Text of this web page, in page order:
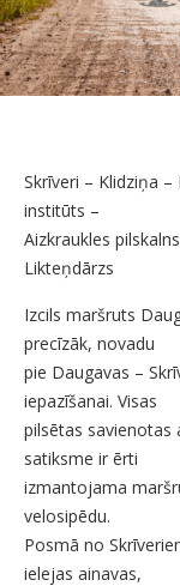
Skrīveri – Klidziņa
institūts –
Aizkraukles
Likteņdārzs
Izcils maršruts
precīzāk, novadu
pie Daugavas –
iepazīšanai. Visas
pilsētas savienotas
satiksme ir ērti
izmantojama
velosipēdu.
Posmā no
ielejas ainavas,